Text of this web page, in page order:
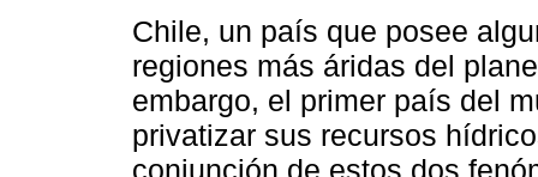
Chile, un país que posee
regiones más áridas del
embargo, el primer país del
privatizar sus recursos
conjunción de estos dos